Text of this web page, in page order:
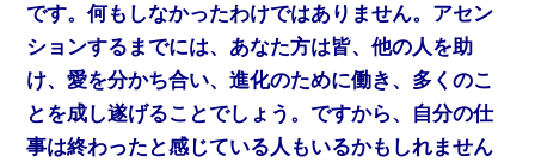
です。何もしなかったわけではありません。アセン
ションするまでには、あなた方は皆、他の人を助
け、愛を分かち合い、進化のために働き、多くのこ
とを成し遂げることでしょう。ですから、自分の仕
事は終わったと感じている人もいるかもしれません